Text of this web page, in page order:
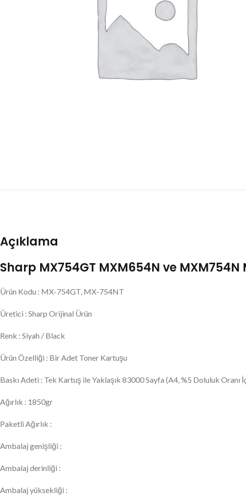
Açıklama
Sharp MX754GT MXM654N ve
Ürün Kodu : MX-754GT, MX-754NT
Üretici : Sharp Orijinal Ürün
Renk : Siyah / Black
Ürün Özelliği : Bir Adet Toner Kartuşu
Baskı Adeti : Tek Kartuş ile Yaklaşık 83000 Sayfa (A4, %5 Doluluk Oranı
Ağırlık : 1850gr
Paketli Ağırlık :
Ambalaj genişliği :
Ambalaj derinliği :
Ambalaj yüksekliği :